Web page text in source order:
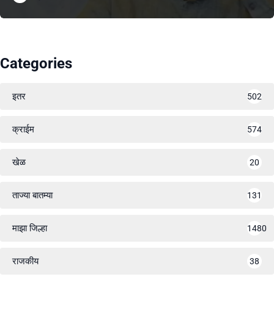
Categories
इतर 502
क्राईम 574
खेळ 20
ताज्या बातम्या 131
माझा जिल्हा 1480
राजकीय 38